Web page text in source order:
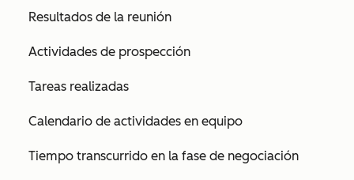
Resultados de la reunión
Actividades de prospección
Tareas realizadas
Calendario de actividades en equipo
Tiempo transcurrido en la fase de negociación